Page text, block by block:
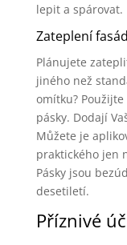
lepit a spárovat.
Zateplení
Plánujete
jiného než
omítku?
pásky. Dodají
Můžete je
praktického jen
Pásky jsou
desetiletí.
Příznivé